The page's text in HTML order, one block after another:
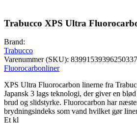
Trabucco XPS Ultra
Brand:
Trabucco
Varenummer (SKU):
Fluorocarbonliner
XPS Ultra Fluorocarbon linerne fra
Japansk 3 lags teknologi, der giver en
brud og slidstyrke. Fluorocarbon har
brydningsindeks som vand hvilket gør
Et kl